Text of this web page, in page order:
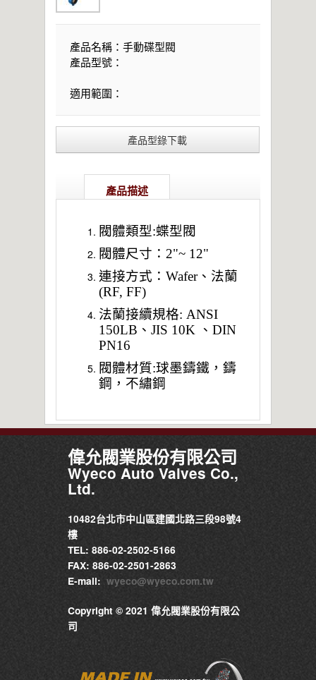
產品名稱：手動碟型閥
產品型號：
適用範圍：
產品型錄下載
產品描述
閥體類型:蝶型閥
閥體尺寸：2"~ 12"
連接方式：Wafer、法蘭
(RF, FF)
法蘭接續規格: ANSI
150LB、JIS 10K 、DIN
PN16
閥體材質:球墨鑄鐵，鑄
鋼，不繡鋼
偉允閥業股份有限公司
Wyeco Auto Valves Co.,
Ltd.
10482台北市中山區建國北路三段98號4
樓
TEL: 886-02-2502-5166
FAX: 886-02-2501-2863
E-mail: wyeco@wyeco.com.tw
Copyright © 2021 偉允閥業股份有限公
司